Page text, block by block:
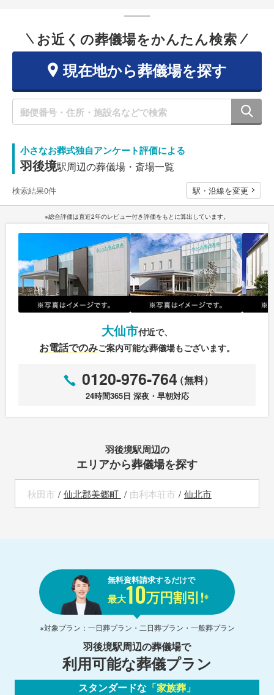
お近くの葬儀場をかんたん検索
現在地から葬儀場を探す
小さなお葬式独自アンケート評価による
羽後境駅周辺の葬儀場・斎場一覧
検索結果0件 駅・沿線を変更
※総合評価は直近2年のレビュー付き評価をもとに算出しています。
大仙市付近で、
お電話でのみご案内可能な葬儀場もございます。
0120-976-764（無料）
24時間365日 深夜・早朝対応
羽後境駅周辺の
エリアから葬儀場を探す
秋田市 仙北郡美郷町 由利本荘市 仙北市
無料資料請求するだけで
最大10万円割引!※
※対象プラン：一日葬プラン・二日葬プラン・一般葬プラン
羽後境駅周辺の葬儀場で
利用可能な葬儀プラン
スタンダードな 「家族葬」